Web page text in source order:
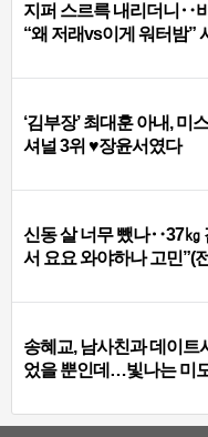
지퍼 스르륵 내리더니‥
“왜 저래vs이게 워터밤”
‘김부장’ 최대훈 아내, 미
셔널 3위 ♥장윤서였다
신동 살 너무 뺐나‥37㎏
서 요요 와야하나 고민”(
송혜교, 남사친과 데이트
었을 뿐인데…빛나는 미